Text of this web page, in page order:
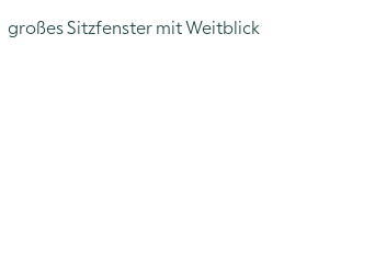
großes Sitzfenster mit Weitblick